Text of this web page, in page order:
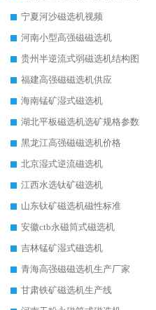
宁夏河沙磁选机视频
河南小型高强磁磁选机
贵州半逆流式弱磁选机结构图
福建高强磁磁选机供应
海南锰矿湿式磁选机
湖北平板磁选机选矿规格参数
黑龙江高强磁磁选机价格
北京湿式逆流磁选机
江西水选钛矿磁选机
山东钛矿磁选机磁性标准
安徽ctb永磁筒式磁选机
吉林锰矿湿式磁选机
青海高强磁磁选机生产厂家
甘肃铁矿磁选机生产线